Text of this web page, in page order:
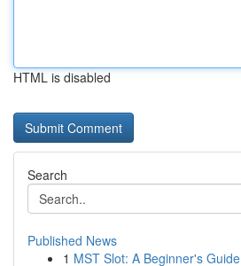
HTML is disabled
Search
Published News
1 MST Slot: A Beginner's Guide